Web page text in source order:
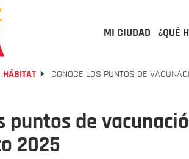
MI CIUDAD ¿QUÉ
HÁBITAT CONOCE LOS PUNTOS DE
puntos de
2025